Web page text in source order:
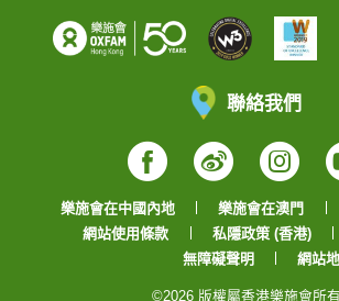
聯絡我們
Facebook
Weibo
樂施會在中國內地 樂施會在澳門
網站使用條款
私隱政策 (香港)
無障礙聲明
網站
©2026 版權屬香港樂施會所有